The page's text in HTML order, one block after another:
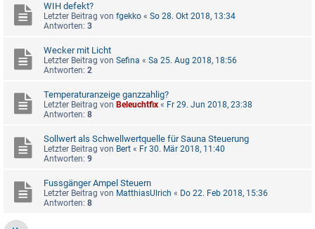
WIH defekt?
Letzter Beitrag von fgekko « So 28. Okt 2018, 13:34
Antworten: 3
Wecker mit Licht
Letzter Beitrag von Sefina « Sa 25. Aug 2018, 18:56
Antworten: 2
Temperaturanzeige ganzzahlig?
Letzter Beitrag von Beleuchtfix « Fr 29. Jun 2018, 23:38
Antworten: 8
Sollwert als Schwellwertquelle für Sauna Steuerung
Letzter Beitrag von Bert « Fr 30. Mär 2018, 11:40
Antworten: 9
Fussgänger Ampel Steuern
Letzter Beitrag von MatthiasUlrich « Do 22. Feb 2018, 15:36
Antworten: 8